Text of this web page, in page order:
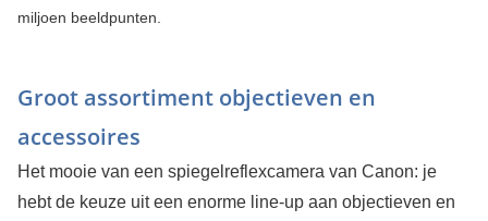
miljoen beeldpunten.
Groot assortiment objectieven en
accessoires
Het mooie van een spiegelreflexcamera van Canon: je
hebt de keuze uit een enorme line-up aan objectieven en